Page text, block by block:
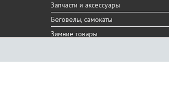
Запчасти и аксессуары
Беговелы, самокаты
Зимние товары